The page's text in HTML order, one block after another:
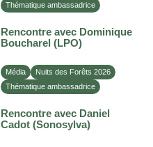
Thématique ambassadrice
Rencontre avec Dominique
Boucharel (LPO)
Média
Nuits des Forêts 2026
Thématique ambassadrice
Rencontre avec Daniel
Cadot (Sonosylva)